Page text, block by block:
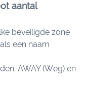
aantal
beveiligde zone
een naam
AWAY (Weg) en